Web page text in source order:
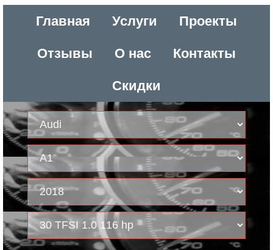
Главная Услуги Проекты
Отзывы О нас Контакты
Скидки